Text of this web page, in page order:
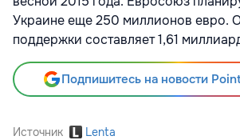
Украине еще 250 миллионов евро.
поддержки составляет 1,61
Подпишитесь на новости
Источник Lenta